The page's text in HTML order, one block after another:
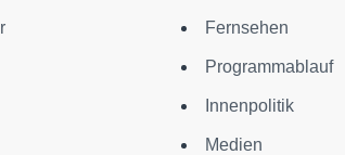
Fernsehen
Programmablauf
Innenpolitik
Medien